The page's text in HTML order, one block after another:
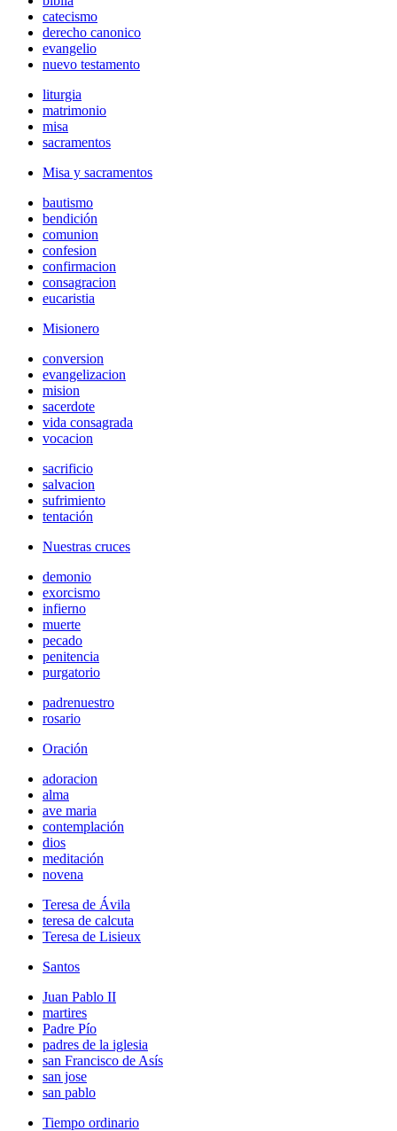
catecismo
derecho canonico
evangelio
nuevo testamento
liturgia
matrimonio
misa
sacramentos
Misa y sacramentos
bautismo
bendición
comunion
confesion
confirmacion
consagracion
eucaristia
Misionero
conversion
evangelizacion
mision
sacerdote
vida consagrada
vocacion
sacrificio
salvacion
sufrimiento
tentación
Nuestras cruces
demonio
exorcismo
infierno
muerte
pecado
penitencia
purgatorio
padrenuestro
rosario
Oración
adoracion
alma
ave maria
contemplación
dios
meditación
novena
Teresa de Ávila
teresa de calcuta
Teresa de Lisieux
Santos
Juan Pablo II
martires
Padre Pío
padres de la iglesia
san Francisco de Asís
san jose
san pablo
Tiempo ordinario